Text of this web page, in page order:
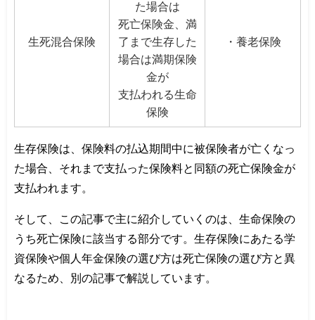
生死混合保険
た場合は
死亡保険金、満
了まで生存した
場合は満期保険
金が
支払われる生命
保険
・養老保険
生存保険は、保険料の払込期間中に被保険者が亡くなっ
た場合、それまで支払った保険料と同額の死亡保険金が
支払われます。
そして、この記事で主に紹介していくのは、生命保険の
うち死亡保険に該当する部分です。生存保険にあたる学
資保険や個人年金保険の選び方は死亡保険の選び方と異
なるため、別の記事で解説しています。